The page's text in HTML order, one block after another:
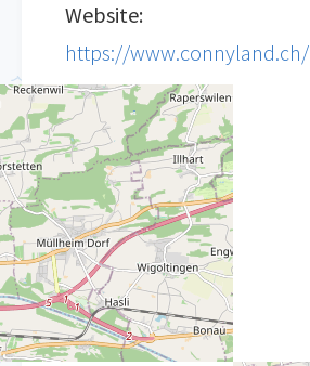
Website:
https://www.connyland.ch/
Lageplan: